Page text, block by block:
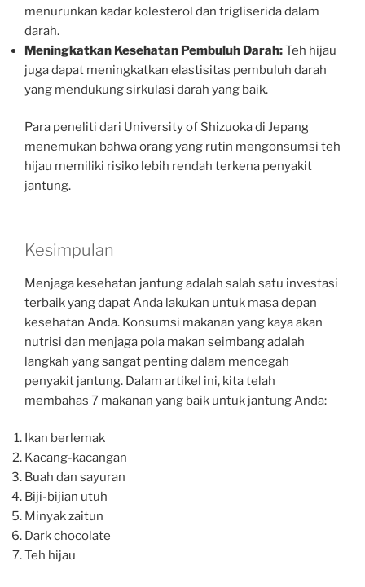
menurunkan kadar kolesterol dan trigliserida dalam
darah.
Meningkatkan Kesehatan Pembuluh Darah:Teh hijau
juga dapat meningkatkan elastisitas pembuluh darah
yang mendukung sirkulasi darah yang baik.
Para peneliti dari University of Shizuoka di Jepang
menemukan bahwa orang yang rutin mengonsumsi teh
hijau memiliki risiko lebih rendah terkena penyakit
jantung.
Kesimpulan
Menjaga kesehatan jantung adalah salah satu investasi
terbaik yang dapat Anda lakukan untuk masa depan
kesehatan Anda. Konsumsi makanan yang kaya akan
nutrisi dan menjaga pola makan seimbang adalah
langkah yang sangat penting dalam mencegah
penyakit jantung. Dalam artikel ini, kita telah
membahas 7 makanan yang baik untuk jantung Anda:
Ikan berlemak
Kacang-kacangan
Buah dan sayuran
Biji-bijian utuh
Minyak zaitun
Dark chocolate
Teh hijau